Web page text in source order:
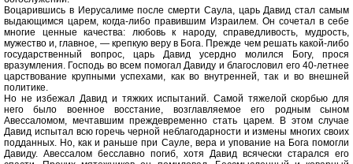
Воцарившись в Иерусалиме после смерти Саула, царь Давид стал самым
выдающимся царем, когда-либо правившим Израилем. Он сочетал в себе
многие ценные качества: любовь к народу, справедливость, мудрость,
мужество и, главное, — крепкую веру в Бога. Прежде чем решать какой-либо
государственный вопрос, царь Давид усердно молился Богу, прося
вразумления. Господь во всем помогал Давиду и благословил его 40-летнее
царствование крупными успехами, как во внутренней, так и во внешней
политике.
Но не избежал Давид и тяжких испытаний. Самой тяжелой скорбью для
него было военное восстание, возглавляемое его родным сыном
Авессаломом, мечтавшим преждевременно стать царем. В этом случае
Давид испытал всю горечь черной неблагодарности и измены многих своих
подданных. Но, как и раньше при Сауле, вера и упование на Бога помогли
Давиду. Авессалом бесславно погиб, хотя Давид всячески старался его